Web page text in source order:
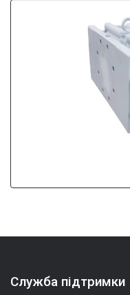
Служба підтримки